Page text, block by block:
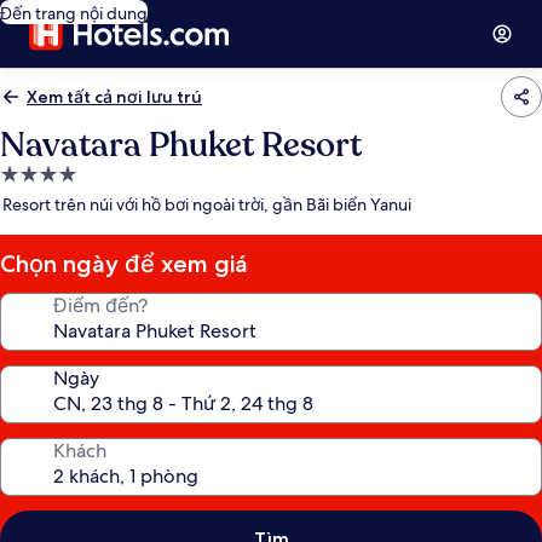
Đến trang nội dung
Xem tất cả nơi lưu trú
Navatara Phuket Resort
Nơi
lưu
4.0
sao
Resort trên núi với hồ bơi ngoài trời, gần Bãi biển Yanui
Chọn ngày để xem giá
Điểm đến?
Ngày
Khách